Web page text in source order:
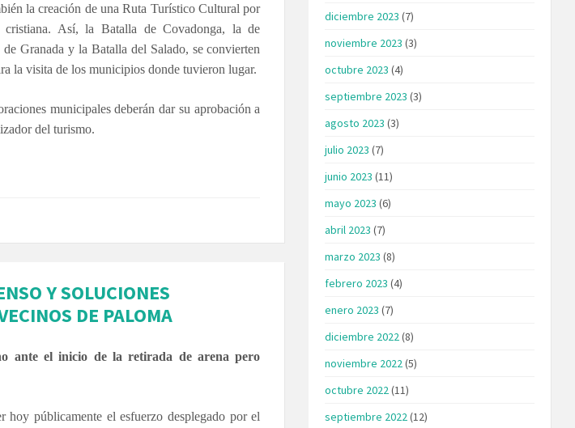
la creación de una Ruta Turístico Cultural por
Así, la Batalla de Covadonga, la de
Granada y la Batalla del Salado, se convierten
la visita de los municipios donde tuvieron lugar.
municipales deberán dar su aprobación a
del turismo.
Y SOLUCIONES
DE PALOMA
ante el inicio de la retirada de arena pero
hoy públicamente el esfuerzo desplegado por el
diciembre 2023 (7)
noviembre 2023 (3)
octubre 2023 (4)
septiembre 2023 (3)
agosto 2023 (3)
julio 2023 (7)
junio 2023 (11)
mayo 2023 (6)
abril 2023 (7)
marzo 2023 (8)
febrero 2023 (4)
enero 2023 (7)
diciembre 2022 (8)
noviembre 2022 (5)
octubre 2022 (11)
septiembre 2022 (12)